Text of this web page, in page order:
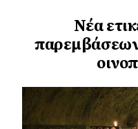
Νέα
παρεμβάσεων